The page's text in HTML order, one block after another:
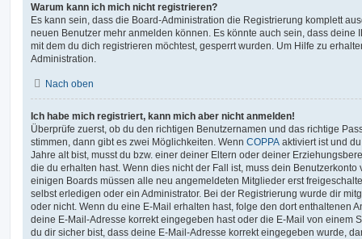
Warum kann ich mich nicht registrieren?
Es kann sein, dass die Board-Administration die Registrierung komplett
neuen Benutzer mehr anmelden können. Es könnte auch sein, dass deine
mit dem du dich registrieren möchtest, gesperrt wurden. Um Hilfe zu
Administration.
Nach oben
Ich habe mich registriert, kann mich aber nicht anmelden!
Überprüfe zuerst, ob du den richtigen Benutzernamen und das richtige
stimmen, dann gibt es zwei Möglichkeiten. Wenn COPPA aktiviert ist und
Jahre alt bist, musst du bzw. einer deiner Eltern oder deiner
die du erhalten hast. Wenn dies nicht der Fall ist, muss dein
einigen Boards müssen alle neu angemeldeten Mitglieder erst
selbst erledigen oder ein Administrator. Bei der Registrierung wurde dir
oder nicht. Wenn du eine E-Mail erhalten hast, folge den dort enthaltenen
deine E-Mail-Adresse korrekt eingegeben hast oder die E-Mail von einem
du dir sicher bist, dass deine E-Mail-Adresse korrekt eingegeben wurde,